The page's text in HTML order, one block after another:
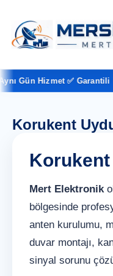
Gün Hizmet ✅ Garantili
Korukent
Mert Elektronik
bölgesinde
anten kurulumu,
duvar montajı,
sinyal sorunu